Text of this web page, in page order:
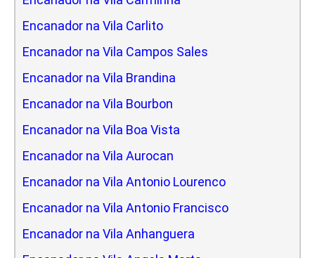
Encanador na Vila Carlito
Encanador na Vila Campos Sales
Encanador na Vila Brandina
Encanador na Vila Bourbon
Encanador na Vila Boa Vista
Encanador na Vila Aurocan
Encanador na Vila Antonio Lourenco
Encanador na Vila Antonio Francisco
Encanador na Vila Anhanguera